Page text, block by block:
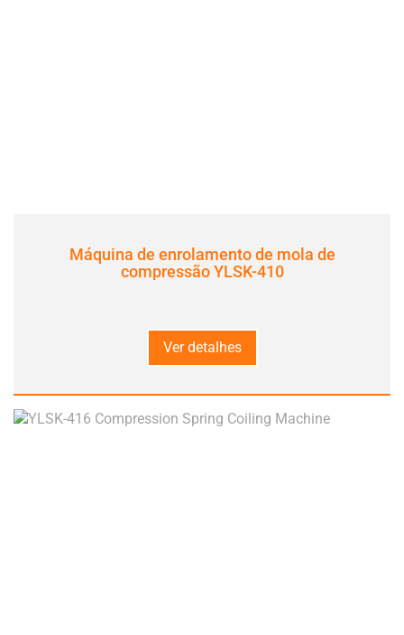
Máquina de enrolamento de mola de
compressão YLSK-410
Ver detalhes